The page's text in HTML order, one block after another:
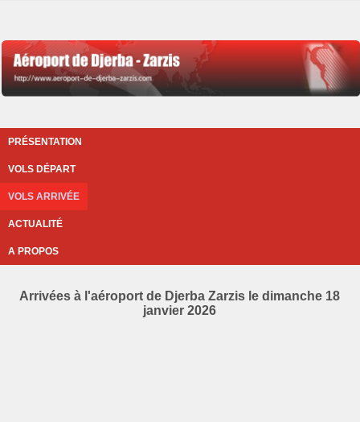
PRÉSENTATION
VOLS DÉPART
VOLS ARRIVÉE
ACTUALITÉ
A PROPOS
Arrivées à l'aéroport de Djerba Zarzis le dimanche 18
janvier 2026